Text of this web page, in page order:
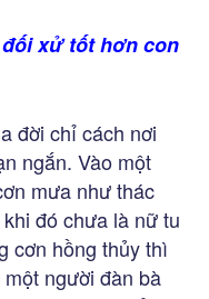
xử tốt hơn con
đời chỉ cách nơi
ngắn. Vào một
mưa như thác
đó chưa là nữ tu
cơn hồng thủy thì
người đàn bà